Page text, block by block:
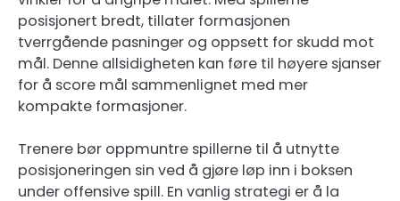
posisjonert bredt, tillater formasjonen
tverrgående pasninger og oppsett for skudd mot
mål. Denne allsidigheten kan føre til høyere sjanser
for å score mål sammenlignet med mer
kompakte formasjoner.
Trenere bør oppmuntre spillerne til å utnytte
posisjoneringen sin ved å gjøre løp inn i boksen
under offensive spill. En vanlig strategi er å la